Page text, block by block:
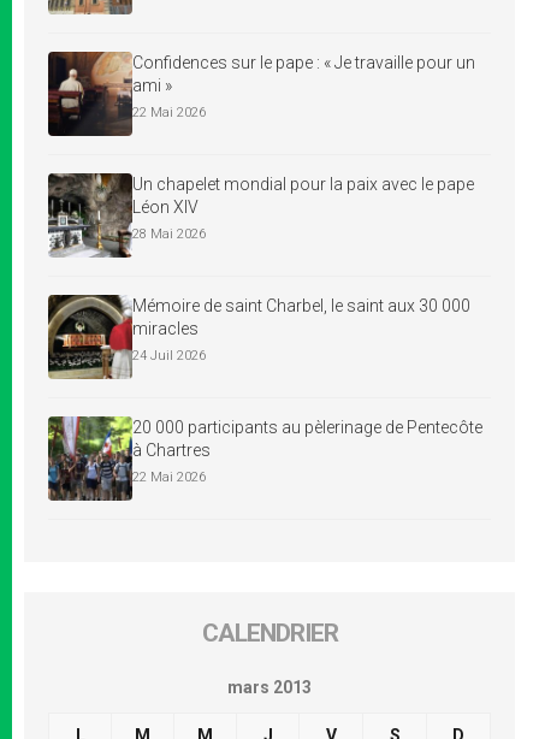
Confidences sur le pape : « Je travaille pour un
ami »
22 Mai 2026
Un chapelet mondial pour la paix avec le pape
Léon XIV
28 Mai 2026
Mémoire de saint Charbel, le saint aux 30 000
miracles
24 Juil 2026
20 000 participants au pèlerinage de Pentecôte
à Chartres
22 Mai 2026
CALENDRIER
mars 2013
L M M J V S D